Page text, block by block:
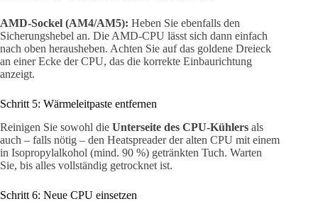
AMD-Sockel (AM4/AM5): Heben Sie ebenfalls den
Sicherungshebel an. Die AMD-CPU lässt sich dann einfach
nach oben herausheben. Achten Sie auf das goldene Dreieck
an einer Ecke der CPU, das die korrekte Einbaurichtung
anzeigt.
Schritt 5: Wärmeleitpaste entfernen
Reinigen Sie sowohl die Unterseite des CPU-Kühlers als
auch – falls nötig – den Heatspreader der alten CPU mit einem
in Isopropylalkohol (mind. 90 %) getränkten Tuch. Warten
Sie, bis alles vollständig getrocknet ist.
Schritt 6: Neue CPU einsetzen